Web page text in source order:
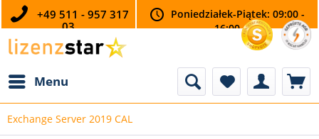
+49 511 - 957 317
03
Poniedziałek-Piątek: 09:00 -
16:00
Menu
Exchange Server 2019 CAL